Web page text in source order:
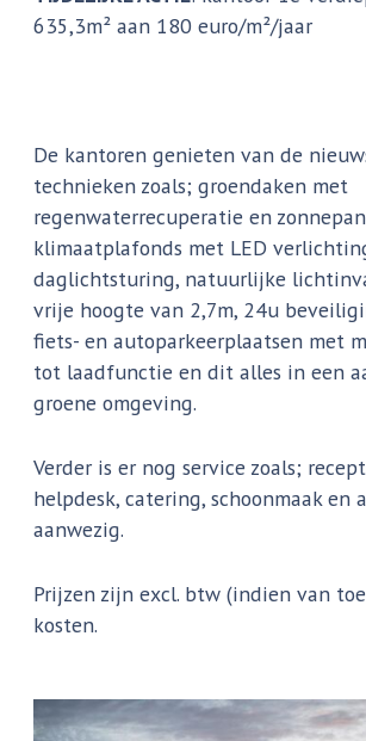
635,3m² aan 180 euro/m²/jaar
De kantoren genieten van de
technieken zoals; groendaken met
regenwaterrecuperatie en
klimaatplafonds met LED
daglichtsturing, natuurlijke
vrije hoogte van 2,7m, 24u
fiets- en autoparkeerplaatsen met
tot laadfunctie en dit alles in een
groene omgeving.
Verder is er nog service zoals;
helpdesk, catering, schoonmaak en
aanwezig.
Prijzen zijn excl. btw (indien van
kosten.